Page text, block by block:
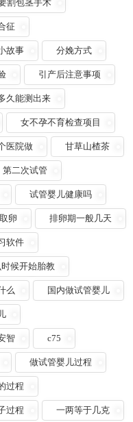
割包茎手术
征
故事 分娩方式
引产后注意事项
久能测出来
女不孕不育检查项目
医院做 甘草山楂茶
第二次试管
试管婴儿健康吗
卵 排卵期一般几天
软件
候开始胎教
么 国内做试管婴儿
智 c75
做试管婴儿过程
过程
过程 一两等于几克